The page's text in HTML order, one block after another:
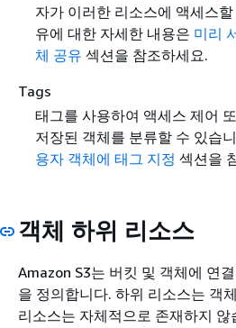
자가 이러한 리소스에 액세스
유에 대한 자세한 내용은 미리
체 공유 섹션을 참조하세요.
Tags
태그를 사용하여 액세스 제어
저장된 객체를 분류할 수 있습
용자 객체에 태그 지정 섹션을
객체 하위 리소스
Amazon S3는 버킷 및 객체에 연
을 정의합니다. 하위 리소스는 객
리소스는 자체적으로 존재하지 않